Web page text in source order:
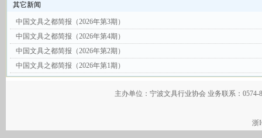
其它新闻
中国文具之都简报（2026年第3期）
中国文具之都简报（2026年第4期）
中国文具之都简报（2026年第2期）
中国文具之都简报（2026年第1期）
主办单位：宁波文具行业协会 业务联系：
浙